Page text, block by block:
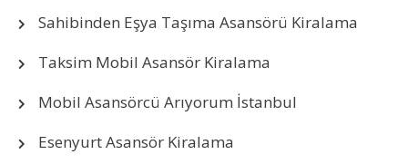
Sahibinden Eşya Taşıma Asansörü Kiralama
Taksim Mobil Asansör Kiralama
Mobil Asansörcü Arıyorum İstanbul
Esenyurt Asansör Kiralama